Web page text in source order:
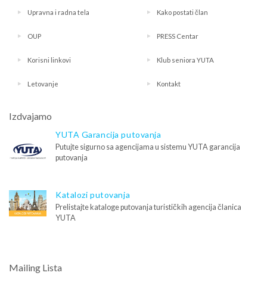
Upravna i radna tela Kako postati član
OUP PRESS Centar
Korisni linkovi Klub seniora YUTA
Letovanje Kontakt
Izdvajamo
YUTA Garancija putovanja
Putujte sigurno sa agencijama u sistemu YUTA garancija
putovanja
Katalozi putovanja
Prelistajte kataloge putovanja turističkih agencija članica
YUTA
Mailing Lista